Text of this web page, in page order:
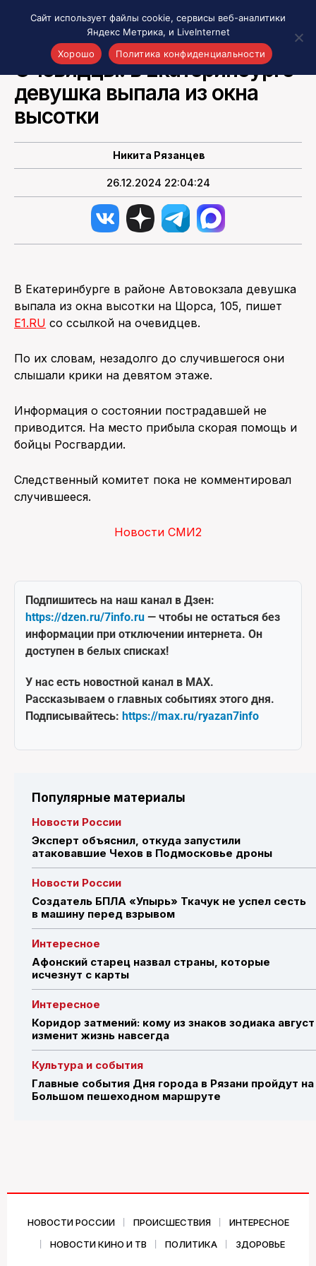
Акценты
Материалы о Рязани и области
Интересное
Новости кино и ТВ
Новости России
Политика
О НАС
ВСЕ СОБЫТИЯ РЯЗАНИ И ОБЛАСТИ
Очевидцы: в Екатеринбурге
девушка выпала из окна
высотки
Никита Рязанцев
26.12.2024 22:04:24
В Екатеринбурге в районе Автовокзала девушка
выпала из окна высотки на Щорса, 105, пишет
E1.RU со ссылкой на очевидцев.
По их словам, незадолго до случившегося они
слышали крики на девятом этаже.
Информация о состоянии пострадавшей не
приводится. На место прибыла скорая помощь и
бойцы Росгвардии.
Следственный комитет пока не комментировал
случившееся.
Новости СМИ2
Подпишитесь на наш канал в Дзен:
https://dzen.ru/7info.ru — чтобы не остаться без
информации при отключении интернета. Он
доступен в белых списках!
У нас есть новостной канал в MAX.
Рассказываем о главных событиях этого дня.
Подписывайтесь: https://max.ru/ryazan7info
Популярные материалы
Новости России
Эксперт объяснил, откуда запустили
атаковавшие Чехов в Подмосковье дроны
Новости России
Создатель БПЛА «Упырь» Ткачук не успел сесть
в машину перед взрывом
Интересное
Афонский старец назвал страны, которые
исчезнут с карты
Интересное
Коридор затмений: кому из знаков зодиака август
изменит жизнь навсегда
Культура и события
Главные события Дня города в Рязани пройдут на
Большом пешеходном маршруте
НОВОСТИ РОССИИ ПРОИСШЕСТВИЯ
ИНТЕРЕСНОЕ
НОВОСТИ КИНО И ТВ
ПОЛИТИКА ЗДОРОВЬЕ
Сайт использует файлы cookie, сервисы веб-аналитики
Яндекс Метрика, и LiveInternet
Хорошо
Политика конфиденциальности